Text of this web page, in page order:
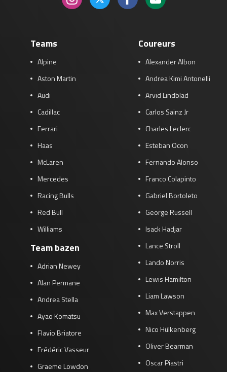
Teams
Alpine
Aston Martin
Audi
Cadillac
Ferrari
Haas
McLaren
Mercedes
Racing Bulls
Red Bull
Williams
Team bazen
Adrian Newey
Alan Permane
Andrea Stella
Ayao Komatsu
Flavio Briatore
Frédéric Vasseur
Graeme Lowdon
Coureurs
Alexander Albon
Andrea Kimi Antonelli
Arvid Lindblad
Carlos Sainz Jr
Charles Leclerc
Esteban Ocon
Fernando Alonso
Franco Colapinto
Gabriel Bortoleto
George Russell
Isack Hadjar
Lance Stroll
Lando Norris
Lewis Hamilton
Liam Lawson
Max Verstappen
Nico Hülkenberg
Oliver Bearman
Oscar Piastri